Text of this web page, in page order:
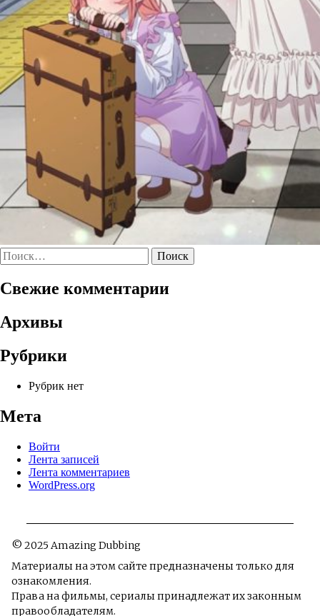
Найти:
Свежие комментарии
Архивы
Рубрики
Рубрик нет
Мета
Войти
Лента записей
Лента комментариев
WordPress.org
© 2025 Amazing Dubbing
Материалы на этом сайте предназначены только для
ознакомления.
Права на фильмы, сериалы принадлежат их законным
правообладателям.